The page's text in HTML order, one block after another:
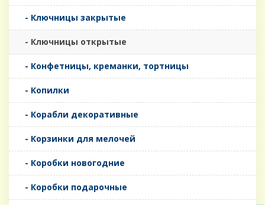
- Ключницы закрытые
- Ключницы открытые
- Конфетницы, креманки, тортницы
- Копилки
- Корабли декоративные
- Корзинки для мелочей
- Коробки новогодние
- Коробки подарочные